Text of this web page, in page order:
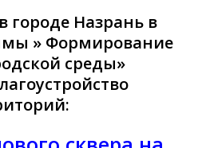
городе Назрань в
» Формирование
среды»